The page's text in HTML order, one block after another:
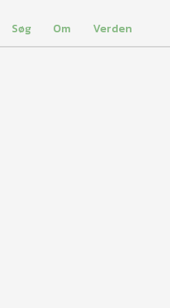
Søg Om Verden